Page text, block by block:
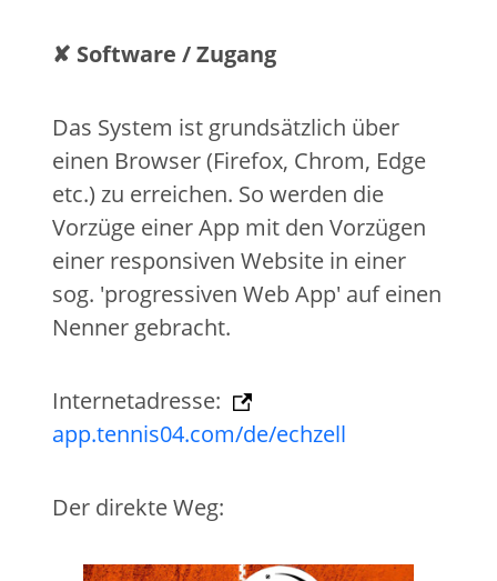
✘ Software / Zugang
Das System ist grundsätzlich über
einen Browser (Firefox, Chrom, Edge
etc.) zu erreichen. So werden die
Vorzüge einer App mit den Vorzügen
einer responsiven Website in einer
sog. 'progressiven Web App' auf einen
Nenner gebracht.
Internetadresse:
app.tennis04.com/de/echzell
Der direkte Weg: